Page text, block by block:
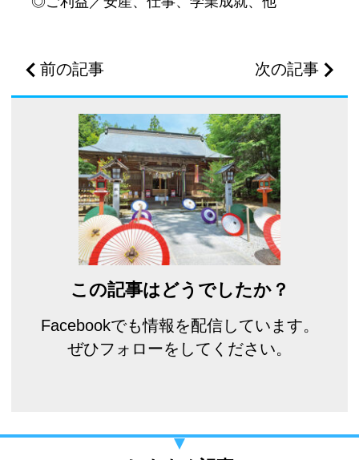
前の記事 次の記事
この記事はどうでしたか？
Facebookでも情報を配信しています。
ぜひフォローをしてください。